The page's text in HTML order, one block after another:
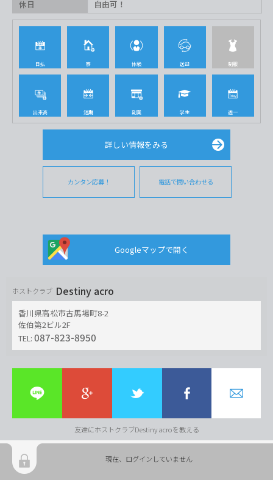
休日 自由可！
日払 寮 体験 送迎 制服
出来高 短期 副業 学生 週一
詳しい情報をみる
カンタン応募！ 電話で問い合わせる
Googleマップで開く
ホストクラブ Destiny acro
香川県高松市古馬場町8-2
佐伯第2ビル2F
TEL: 087-823-8950
友達にホストクラブDestiny acroを教える
現在、ログインしていません